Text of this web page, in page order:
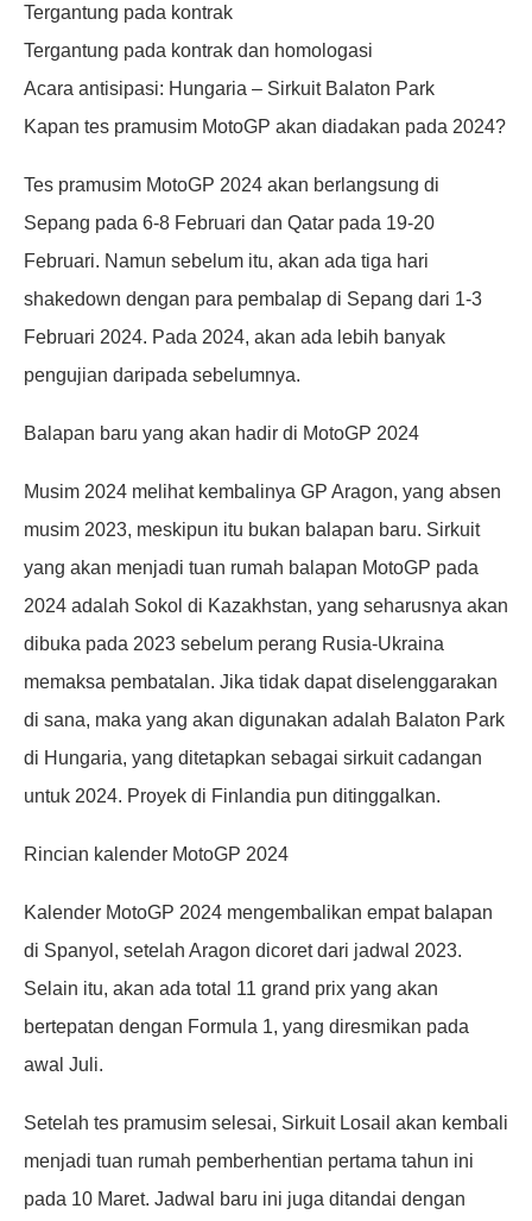
Tergantung pada kontrak
Tergantung pada kontrak dan homologasi
Acara antisipasi: Hungaria – Sirkuit Balaton Park
Kapan tes pramusim MotoGP akan diadakan pada 2024?
Tes pramusim MotoGP 2024 akan berlangsung di
Sepang pada 6-8 Februari dan Qatar pada 19-20
Februari. Namun sebelum itu, akan ada tiga hari
shakedown dengan para pembalap di Sepang dari 1-3
Februari 2024. Pada 2024, akan ada lebih banyak
pengujian daripada sebelumnya.
Balapan baru yang akan hadir di MotoGP 2024
Musim 2024 melihat kembalinya GP Aragon, yang absen
musim 2023, meskipun itu bukan balapan baru. Sirkuit
yang akan menjadi tuan rumah balapan MotoGP pada
2024 adalah Sokol di Kazakhstan, yang seharusnya akan
dibuka pada 2023 sebelum perang Rusia-Ukraina
memaksa pembatalan. Jika tidak dapat diselenggarakan
di sana, maka yang akan digunakan adalah Balaton Park
di Hungaria, yang ditetapkan sebagai sirkuit cadangan
untuk 2024. Proyek di Finlandia pun ditinggalkan.
Rincian kalender MotoGP 2024
Kalender MotoGP 2024 mengembalikan empat balapan
di Spanyol, setelah Aragon dicoret dari jadwal 2023.
Selain itu, akan ada total 11 grand prix yang akan
bertepatan dengan Formula 1, yang diresmikan pada
awal Juli.
Setelah tes pramusim selesai, Sirkuit Losail akan kembali
menjadi tuan rumah pemberhentian pertama tahun ini
pada 10 Maret. Jadwal baru ini juga ditandai dengan